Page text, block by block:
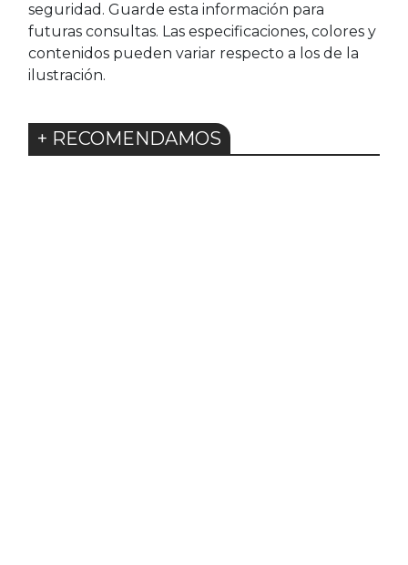
seguridad. Guarde esta información para
futuras consultas. Las especificaciones, colores y
contenidos pueden variar respecto a los de la
ilustración.
+ RECOMENDAMOS